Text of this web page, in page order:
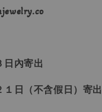
日內寄出
日（不含假日）寄